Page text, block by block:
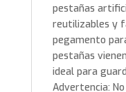
pestañas
reutilizables y
pegamento
pestañas
ideal para
Advertencia: